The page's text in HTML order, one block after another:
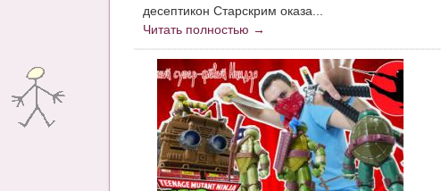
десептикон Старскрим оказа...
Читать полностью →